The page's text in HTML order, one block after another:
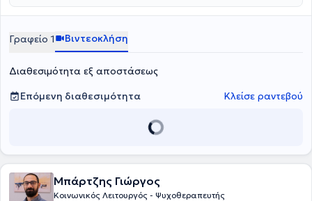
explorative minds: A co-operative inquiry of HELASYTH on its’
οποίο οι συστημικοί θεραπευτές αντιλαμβάνονται την
επαγγελματική τους ταυτότητα και τις προκλήσεις της.
Γραφείο 1 Βιντεοκλήση
Διαθεσιμότητα εξ αποστάσεως
Επόμενη διαθεσιμότητα
Κλείσε ραντεβού
Μπάρτζης Γιώργος
Κοινωνικός Λειτουργός - Ψυχοθεραπευτής